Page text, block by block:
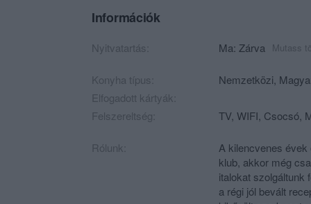
Információk
Nyitvatartás: Ma: Zárva Mutass
Konyha típus: Nemzetközi,
Elfogadott kártyák:
Felszereltség:
TV, WIFI, Csocsó,
Rólunk:
A kilencvenes évek
klub, akkor még
italokat szolgáltunk
a régi jól bevált